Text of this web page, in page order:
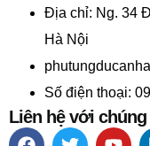
Địa chỉ: Ng. 34
Hà Nội
Số điện thoại:
Liên hệ với